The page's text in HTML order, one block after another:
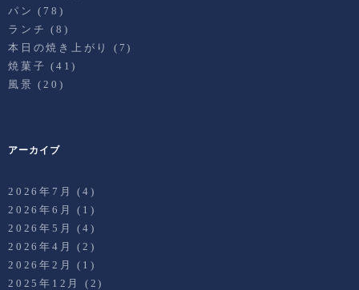
パン (78)
ランチ (8)
本日の焼き上がり
(7)
焼菓子 (41)
風景 (20)
アーカイブ
2026年7月
(4)
2026年6月
(1)
2026年5月
(4)
2026年4月
(2)
2026年2月
(1)
2025年12月
(2)